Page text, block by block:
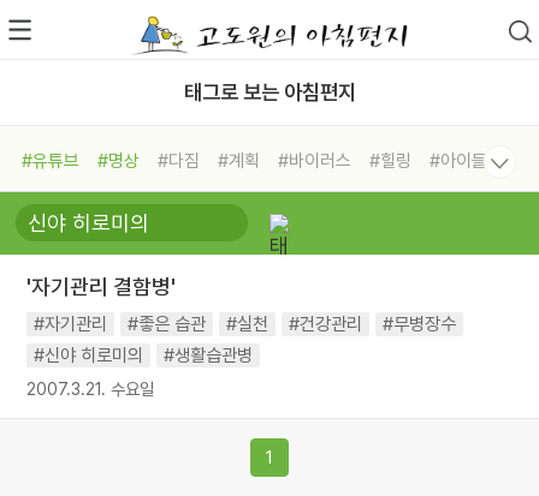
태그로 보는 아침편지
#유튜브 #명상 #다짐 #계획 #바이러스 #힐링
#아이들
#비전캠프
#독서캠프 #삶
#희망
#나눔 #친구 #링컨학교
#독서
#건강 #면역력
'자기관리 결함병'
#자기관리 #좋은 습관 #실천 #건강관리
#무병장수
#신야 히로미의
#생활습관병
2007.3.21. 수요일
1